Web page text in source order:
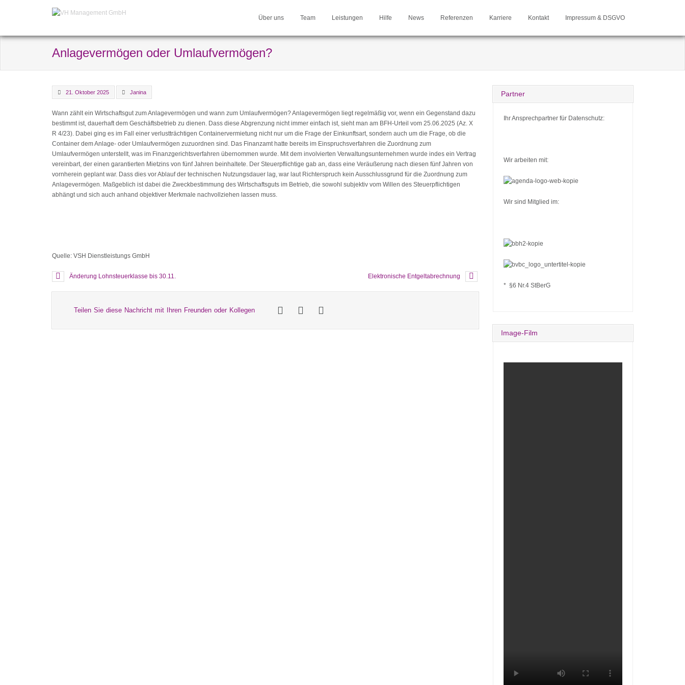
Über uns Team Leistungen Hilfe News Referenzen Karriere Kontakt Impressum & DSGVO
Anlagevermögen oder Umlaufvermögen?
21. Oktober 2025 Janina
Wann zählt ein Wirtschaftsgut zum Anlagevermögen und wann zum Umlaufvermögen? Anlagevermögen liegt regelmäßig vor, wenn ein Gegenstand dazu
bestimmt ist, dauerhaft dem Geschäftsbetrieb zu dienen. Dass diese Abgrenzung nicht immer einfach ist, sieht man am BFH-Urteil vom 25.06.2025 (Az. X
R 4/23). Dabei ging es im Fall einer verlustträchtigen Containervermietung nicht nur um die Frage der Einkunftsart, sondern auch um die Frage, ob die
Container dem Anlage- oder Umlaufvermögen zuzuordnen sind. Das Finanzamt hatte bereits im Einspruchsverfahren die Zuordnung zum
Umlaufvermögen unterstellt, was im Finanzgerichtsverfahren übernommen wurde. Mit dem involvierten Verwaltungsunternehmen wurde indes ein Vertrag
vereinbart, der einen garantierten Mietzins von fünf Jahren beinhaltete. Der Steuerpflichtige gab an, dass eine Veräußerung nach diesen fünf Jahren von
vornherein geplant war. Dass dies vor Ablauf der technischen Nutzungsdauer lag, war laut Richterspruch kein Ausschlussgrund für die Zuordnung zum
Anlagevermögen. Maßgeblich ist dabei die Zweckbestimmung des Wirtschaftsguts im Betrieb, die sowohl subjektiv vom Willen des Steuerpflichtigen
abhängt und sich auch anhand objektiver Merkmale nachvollziehen lassen muss.
Quelle: VSH Dienstleistungs GmbH
Änderung Lohnsteuerklasse bis 30.11. Elektronische Entgeltabrechnung
Teilen Sie diese Nachricht mit Ihren Freunden oder Kollegen
Partner
Ihr Ansprechpartner für Datenschutz:
Wir arbeiten mit:
Wir sind Mitglied im:
* §6 Nr.4 StBerG
Image-Film